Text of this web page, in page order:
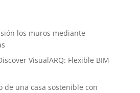
los muros mediante
VisualARQ: Flexible BIM
de una casa sostenible con